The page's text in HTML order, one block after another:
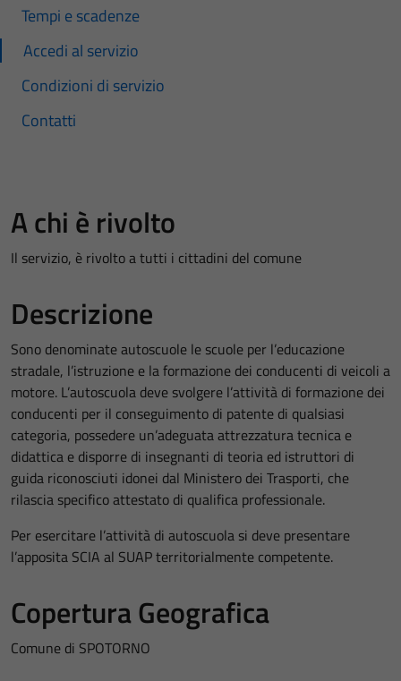
Tempi e scadenze
Accedi al servizio
Condizioni di servizio
Contatti
A chi è rivolto
Il servizio, è rivolto a tutti i cittadini del comune
Descrizione
Sono denominate autoscuole le scuole per l’educazione
stradale, l’istruzione e la formazione dei conducenti di veicoli a
motore. L’autoscuola deve svolgere l’attività di formazione dei
conducenti per il conseguimento di patente di qualsiasi
categoria, possedere un’adeguata attrezzatura tecnica e
didattica e disporre di insegnanti di teoria ed istruttori di
guida riconosciuti idonei dal Ministero dei Trasporti, che
rilascia specifico attestato di qualifica professionale.
Per esercitare l’attività di autoscuola si deve presentare
l’apposita SCIA al SUAP territorialmente competente.
Copertura Geografica
Comune di SPOTORNO